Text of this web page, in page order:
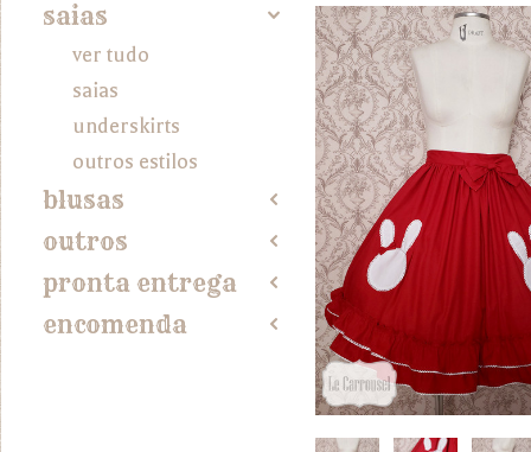
saias 4
ver tudo
saias
underskirts
outros estilos
blusas 2
outros 2
pronta entrega 2
encomenda 2